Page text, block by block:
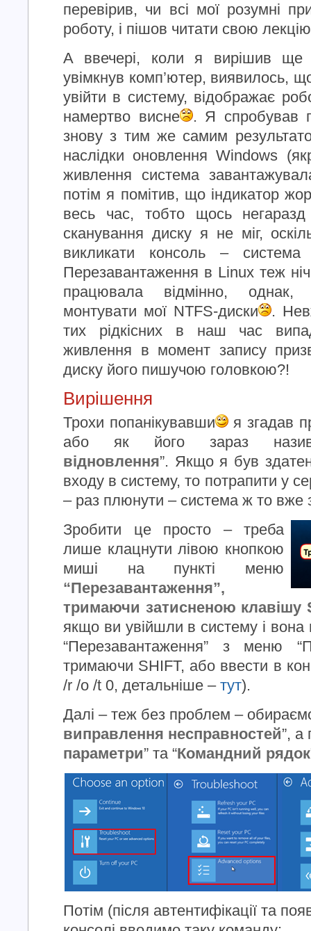
перевірив, чи всі мої розумні
роботу, і пішов читати свою
А ввечері, коли я вирішив ще
увімкнув комп’ютер, виявилось,
увійти в систему, відображає
намертво висне
. Я спробував
знову з тим же самим
наслідки оновлення Windows
живлення система
потім я помітив, що індикатор
весь час, тобто щось
сканування диску я не міг,
викликати консоль –
Перезавантаження в Linux теж
працювала відмінно, однак,
монтувати мої NTFS-диски
.
тих рідкісних в наш час
живлення в момент запису
диску його пишучою головкою?!
Вирішення
Трохи попанікувавши
я згадав
або як його зараз
відновлення”. Якщо я був здатен
входу в систему, то потрапити у
– раз плюнути – система ж то вже
Зробити це просто – треба
лише клацнути лівою кнопкою
миші на пункті меню
“Перезавантаження”,
тримаючи затисненою клавішу
якщо ви увійшли в систему і
“Перезавантаження” з меню
тримаючи SHIFT, або ввести в
/r /o /t 0, детальніше – тут).
Далі – теж без проблем –
виправлення несправностей”, а
параметри” та “Командний рядок
Потім (після автентифікації та